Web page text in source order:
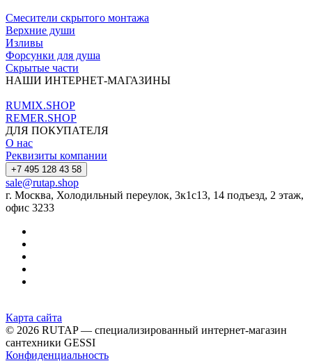
Смесители скрытого монтажа
Верхние души
Изливы
Форсунки для душа
Скрытые части
НАШИ ИНТЕРНЕТ-МАГАЗИНЫ
RUMIX.SHOP
REMER.SHOP
ДЛЯ ПОКУПАТЕЛЯ
О нас
Реквизиты компании
+7 495 128 43 58
sale@rutap.shop
г. Москва, Холодильный переулок, 3к1с13, 14 подъезд, 2 этаж,
офис 3233
Карта сайта
© 2026 RUTAP — специализированный интернет-магазин
сантехники GESSI
Конфиденциальность